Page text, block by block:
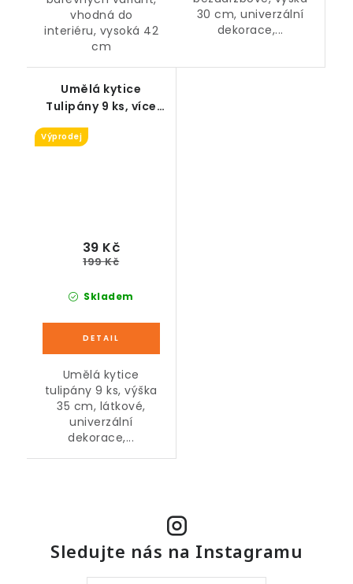
vhodná do
interiéru, vysoká 42
cm
30 cm, univerzální
dekorace,...
Umělá kytice
Tulipány 9 ks, více
Výprodej
Skladem
39 Kč
199 Kč
Umělá kytice
tulipány 9 ks, výška
35 cm, látkové,
univerzální
dekorace,...
Sledujte nás na Instagramu